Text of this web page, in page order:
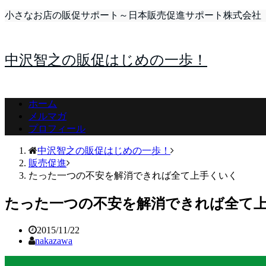
小さなお店の販促サポート～日本販売促進サポート株式会社
中沢智之の販促はじめの一歩！
ホーム
メルマガ
プロフィール
中沢智之の販促はじめの一歩！
販売促進
たった一つの不安を解消できれば全て上手くいく
たった一つの不安を解消できれば全て
2015/11/22
nakazawa